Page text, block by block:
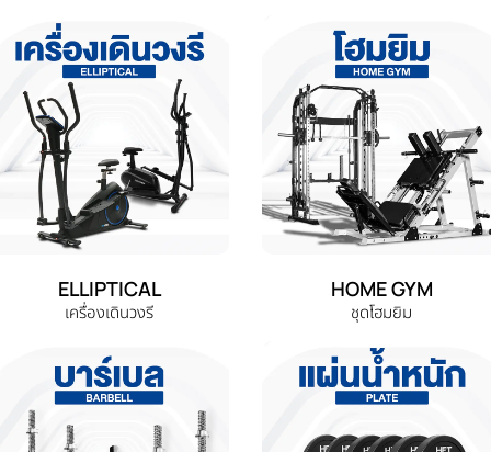
ELLIPTICAL
เครื่องเดินวงรี
HOME GYM
ชุดโฮมยิม